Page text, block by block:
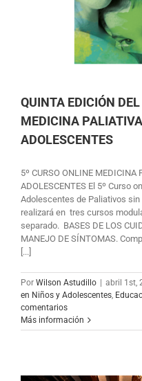
QUINTA EDICIÓN
MEDICINA
ADOLESCENTES
5º CURSO ONLINE MEDICINA
ADOLESCENTES El 5º Curso
Adolescentes de Paliativos
realizará en tres cursos
separado. BASES DE LOS
MANEJO DE SÍNTOMAS.
[...]
Por Wilson Astudillo | abril 1st,
en Niños y Adolescentes
comentarios
Más información